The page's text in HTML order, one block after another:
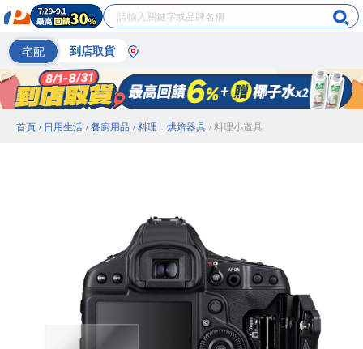
宅配 到店取貨
首頁 / 日用生活 / 餐廚用品 / 料理．烘焙器具 / 料理小道具